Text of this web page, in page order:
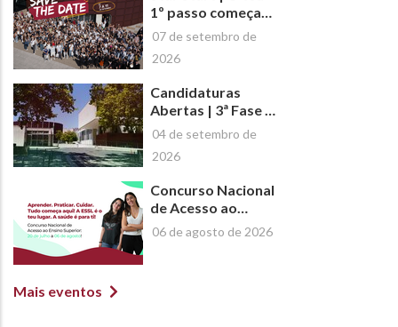
1º passo começa
aqui!
07 de setembro de
2026
Candidaturas
Abertas | 3ª Fase -
Mestrados e Pós-
ESSL | Ano Letivo
04 de setembro de
2026
Concurso Nacional
de Acesso ao
Ensino Superior -
2026 | #Escolhe a
06 de agosto de 2026
Mais eventos